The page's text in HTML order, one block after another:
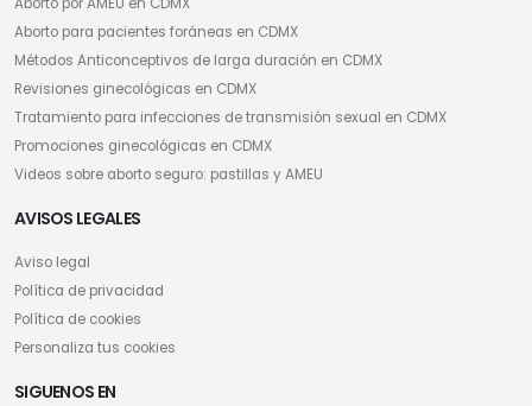
Aborto para pacientes foráneas en CDMX
Métodos Anticonceptivos de larga duración en CDMX
Revisiones ginecológicas en CDMX
Tratamiento para infecciones de transmisión sexual en CDMX
Promociones ginecológicas en CDMX
Videos sobre aborto seguro: pastillas y AMEU
AVISOS LEGALES
Aviso legal
Política de privacidad
Política de cookies
Personaliza tus cookies
SIGUENOS EN